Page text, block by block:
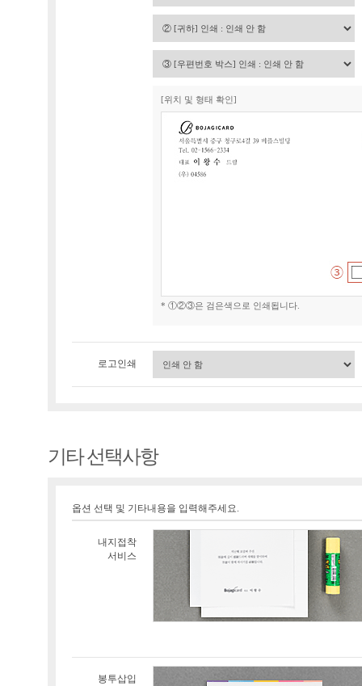
[위치 및 형태 확인]
* ①②③은 검은색으로 인쇄됩니다.
로고인쇄
기타 선택사항
옵션 선택 및 기타내용을 입력해주세요.
내지접착
서비스
봉투삽입